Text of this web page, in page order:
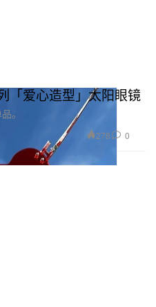
「爱心造型」太阳眼镜
。
278 0